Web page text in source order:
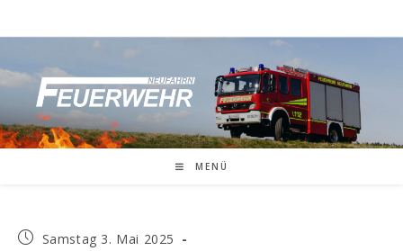
MENÜ
Samstag 3. Mai 2025